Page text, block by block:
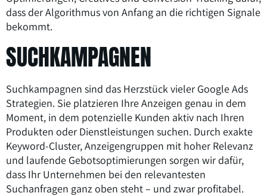
dass der Algorithmus von Anfang an die richtigen Signale
bekommt.
SUCHKAMPAGNEN
Suchkampagnen sind das Herzstück vieler Google Ads
Strategien. Sie platzieren Ihre Anzeigen genau in dem
Moment, in dem potenzielle Kunden aktiv nach Ihren
Produkten oder Dienstleistungen suchen. Durch exakte
Keyword-Cluster, Anzeigengruppen mit hoher Relevanz
und laufende Gebotsoptimierungen sorgen wir dafür,
dass Ihr Unternehmen bei den relevantesten
Suchanfragen ganz oben steht – und zwar profitabel.